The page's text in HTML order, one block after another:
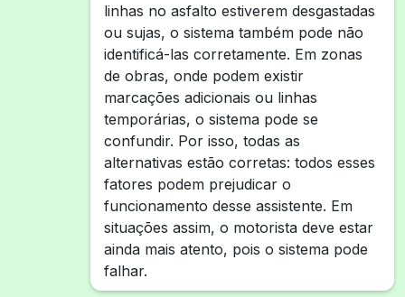
linhas no asfalto estiverem desgastadas
ou sujas, o sistema também pode não
identificá-las corretamente. Em zonas
de obras, onde podem existir
marcações adicionais ou linhas
temporárias, o sistema pode se
confundir. Por isso, todas as
alternativas estão corretas: todos esses
fatores podem prejudicar o
funcionamento desse assistente. Em
situações assim, o motorista deve estar
ainda mais atento, pois o sistema pode
falhar.